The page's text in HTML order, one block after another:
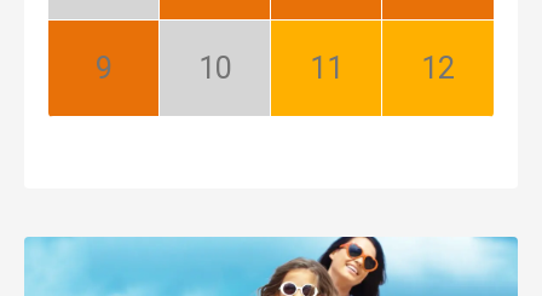
September:
Október:
November:
December: